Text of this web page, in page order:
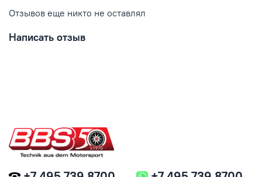
Отзывов еще никто не оставлял
Написать отзыв